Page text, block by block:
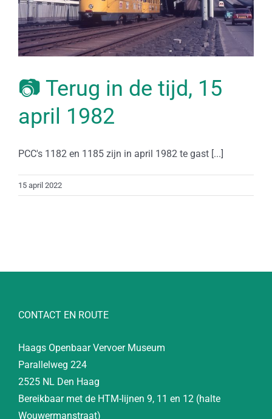
📷 Terug in de tijd, 15
april 1982
PCC's 1182 en 1185 zijn in april 1982 te gast [...]
15 april 2022
CONTACT EN ROUTE
Haags Openbaar Vervoer Museum
Parallelweg 224
2525 NL Den Haag
Bereikbaar met de HTM-lijnen 9, 11 en 12 (halte
Wouwermanstraat)